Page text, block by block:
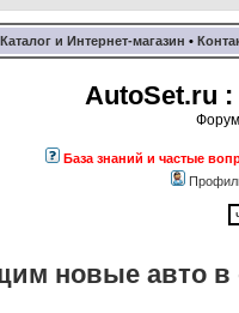
Каталог и Интернет-магазин •
AutoSet.ru
База знаний и частые
новые авто в